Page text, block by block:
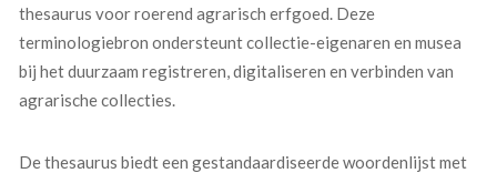
thesaurus voor roerend agrarisch erfgoed. Deze
terminologiebron ondersteunt collectie-eigenaren en musea
bij het duurzaam registreren, digitaliseren en verbinden van
agrarische collecties.
De thesaurus biedt een gestandaardiseerde woordenlijst met